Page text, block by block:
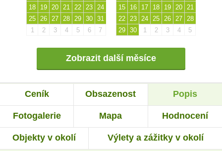
18
19 20 21 22 23
24
25
26 27 28 29 30 31
1
2 3 4 5 6 7
15
16 17 18 19 20
21
22
23 24 25 26 27
28
29 30 1 2 3 4 5
Zobrazit další měsíce
Ceník Obsazenost Popis
Fotogalerie Mapa Hodnocení
Objekty v okolí Výlety a zážitky v okolí